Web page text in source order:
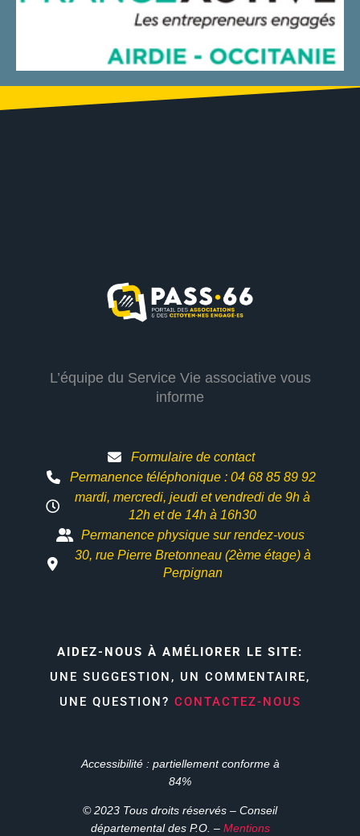
L’équipe du Service Vie associative vous
informe
Formulaire de contact
Permanence téléphonique : 04 68 85 89 92
mardi, mercredi, jeudi et vendredi de 9h à
12h etde 14h à 16h30
Permanence physique sur rendez-vous
30, rue Pierre Bretonneau (2ème étage) à
Perpignan
AIDEZ-NOUS À AMÉLIORER LE SITE:
UNE SUGGESTION, UN COMMENTAIRE,
UNE QUESTION? CONTACTEZ-NOUS
Accessibilité : partiellement conforme à
84%
© 2023 Tous droits réservés – Conseil
départemental des P.O. – Mentions